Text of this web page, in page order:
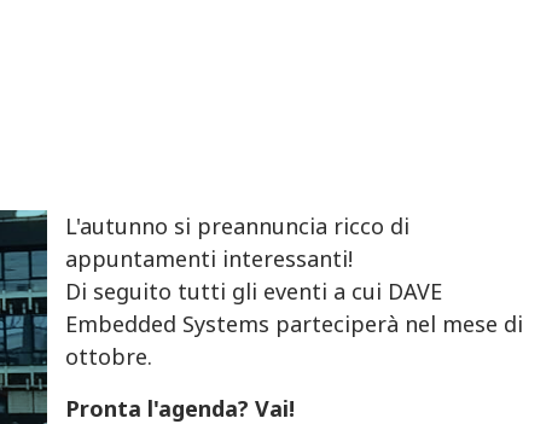
L'autunno si preannuncia ricco di
appuntamenti interessanti!
Di seguito tutti gli eventi a cui DAVE
Embedded Systems parteciperà nel mese di
ottobre.
Pronta l'agenda? Vai!